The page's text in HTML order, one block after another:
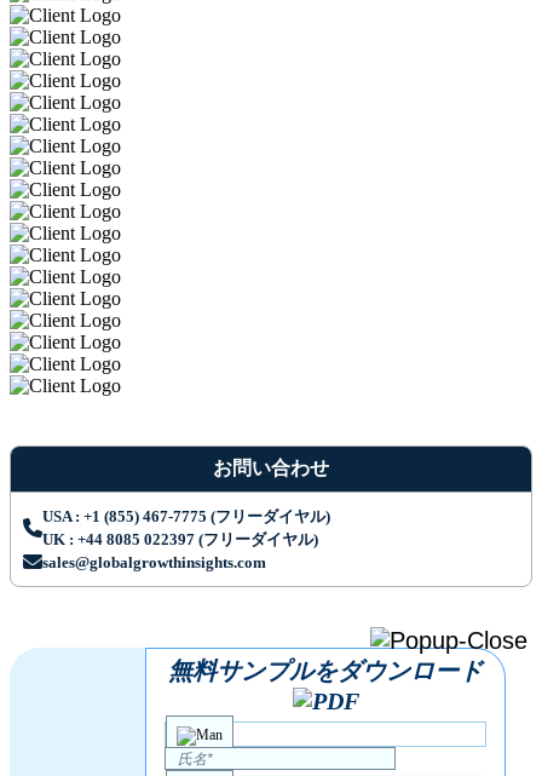
お問い合わせ
USA : +1 (855) 467-7775 (フリーダイヤル)
UK : +44 8085 022397 (フリーダイヤル)
sales@globalgrowthinsights.com
無料サンプルをダウンロード